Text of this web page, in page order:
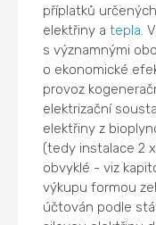
příplatků
elektřiny atepla .
s významnými
o ekonomické
provoz
elektrizační
elektřiny z
(tedy instalace 2
obvyklé - viz
výkupu formou
účtován podle